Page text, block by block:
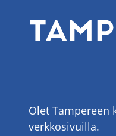
Olet Tampereen
verkkosivuilla.